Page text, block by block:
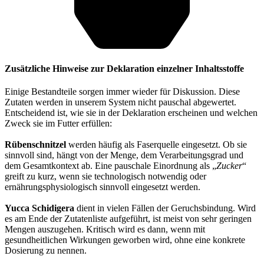
Zusätzliche Hinweise zur Deklaration einzelner Inhaltsstoffe
Einige Bestandteile sorgen immer wieder für Diskussion. Diese
Zutaten werden in unserem System nicht pauschal abgewertet.
Entscheidend ist, wie sie in der Deklaration erscheinen und welchen
Zweck sie im Futter erfüllen:
Rübenschnitzel werden häufig als Faserquelle eingesetzt. Ob sie
sinnvoll sind, hängt von der Menge, dem Verarbeitungsgrad und
dem Gesamtkontext ab. Eine pauschale Einordnung als „Zucker“
greift zu kurz, wenn sie technologisch notwendig oder
ernährungsphysiologisch sinnvoll eingesetzt werden.
Yucca Schidigera dient in vielen Fällen der Geruchsbindung. Wird
es am Ende der Zutatenliste aufgeführt, ist meist von sehr geringen
Mengen auszugehen. Kritisch wird es dann, wenn mit
gesundheitlichen Wirkungen geworben wird, ohne eine konkrete
Dosierung zu nennen.